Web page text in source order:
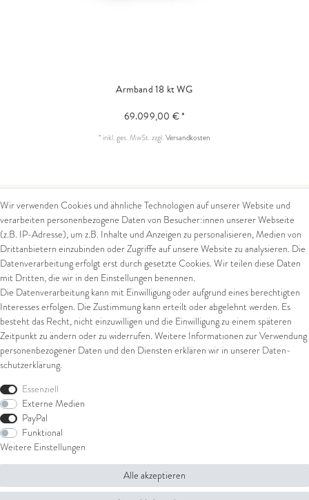
Armband 18 kt WG
69.099,00 € *
* inkl. ges. MwSt.zzgl.Versandkosten
Kontakt
Kontaktformular
Arena in Arte GmbH
Marktgasse 2,
8600 Dübendorf
Tel: +41 44 821 60 40
E-Mail:info@goldschmiede-
arena.com
Rechtliches
AGB
Impressum
Datenschutz
Widerrufsrecht
Zahlung und Versand
Widerrufsformular
© Copyright 2026 Arena in Arte GmbH | Alle Rechte vorbehalten.
Wir verwenden Cookies und ähnliche Technologien auf unserer Website und
verarbeiten personenbezogene Daten von Besucher:innen unserer Webseite
(z.B. IP-Adresse), um z.B. Inhalte und Anzeigen zu personalisieren, Medien von
Drittanbietern einzubinden oder Zugriffe auf unsere Website zu analysieren. Die
Datenverarbeitung erfolgt erst durch gesetzte Cookies. Wir teilen diese Daten
mit Dritten, die wir in den Einstellungen benennen.
Die Datenverarbeitung kann mit Einwilligung oder aufgrund eines berechtigten
Interesses erfolgen. Die Zustimmung kann erteilt oder abgelehnt werden. Es
besteht das Recht, nicht einzuwilligen und die Einwilligung zu einem späteren
Zeitpunkt zu ändern oder zu widerrufen. Weitere Informationen zur Verwendung
personenbezogener Daten und den Diensten erklären wir in unserer Daten­
schutz­erklärung.
Essenziell
Externe Medien
PayPal
Funktional
Weitere Einstellungen
Alle akzeptieren